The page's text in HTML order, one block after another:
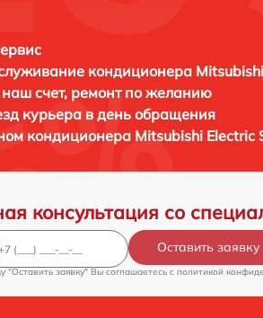
кондиционера
счет, ремонт по желанию
курьера в день обращения
кондиционера Mitsubishi Electric
консультация со
Оставить заявку
"Оставить заявку" Вы соглашаетесь c политикой